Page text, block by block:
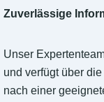
Zuverlässige
Unser
und verfügt über
nach einer